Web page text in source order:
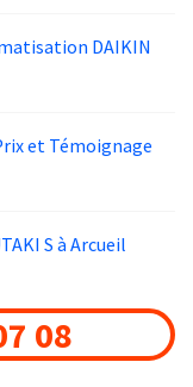
DAIKIN
et Témoignage
S à Arcueil
08